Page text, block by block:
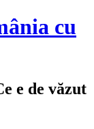
cu
e de văzut